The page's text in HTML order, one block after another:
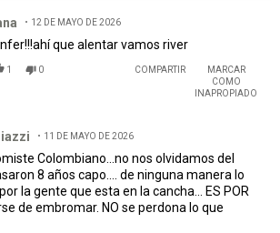
12 DE MAYO DE 2026
que alentar vamos river
1 0 COMPARTIR
MARCAR
COMO
INAPROPIADO
11 DE MAYO DE 2026
Colombiano...no nos olvidamos del
8 años capo.... de ninguna manera lo
la gente que esta en la cancha... ES POR
de embromar. NO se perdona lo que